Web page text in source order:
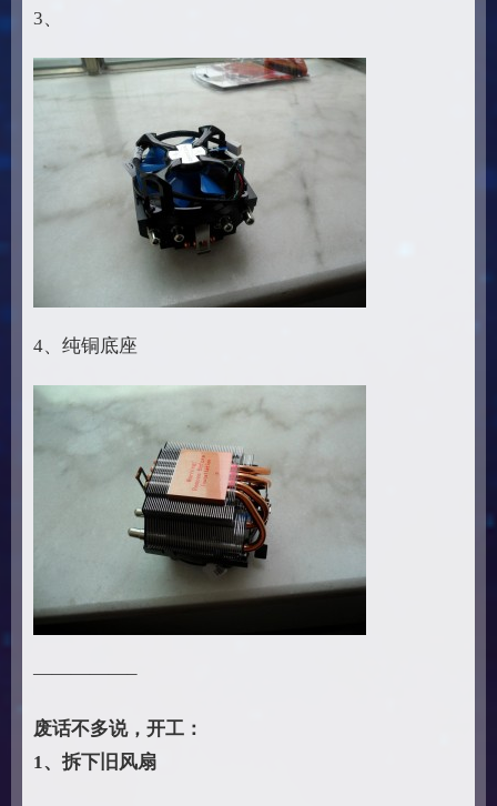
3、
4、纯铜底座
—————–
废话不多说，开工：
1、拆下旧风扇